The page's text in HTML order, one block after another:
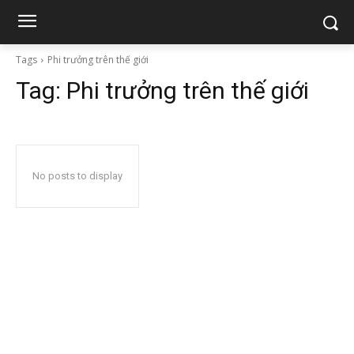
Tags Phi trưởng trên thế giới
Tag: Phi trưởng trên thế giới
No posts to display